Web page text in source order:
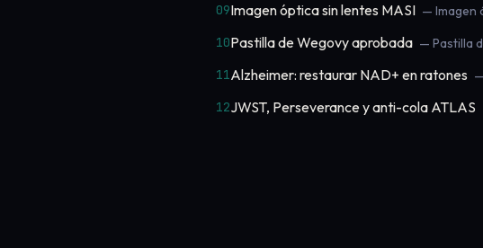
09Imagen óptica sin lentes MASI — Imagen
10Pastilla de Wegovy aprobada — Pastilla
11Alzheimer: restaurar NAD+ en ratones
12JWST, Perseverance y anti-cola ATLAS